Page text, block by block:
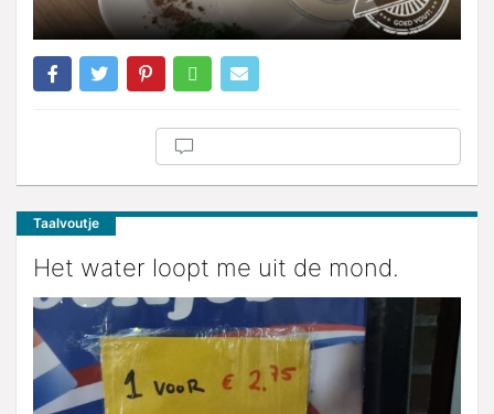
Taalvoutje
Het water loopt me uit de mond.